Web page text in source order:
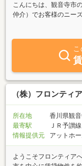
こんにちは、観音寺市
仲介）でお客様のニー
す。ご希望の物件がご
（株）フロンティア
所在地
香川県観
最寄駅
ＪＲ予讃
情報提供元
アットホ
ようこそフロンティア